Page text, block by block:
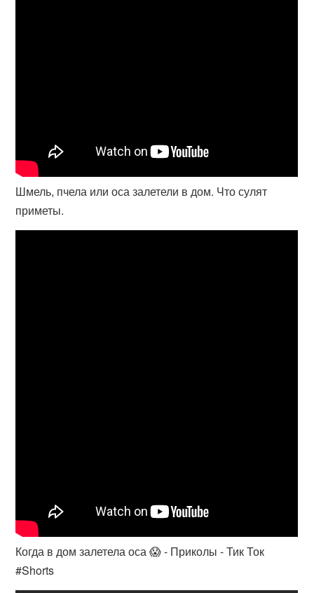
Шмель, пчела или оса залетели в дом. Что сулят
приметы.
Когда в дом залетела оса 😱 - Приколы - Тик Ток
#Shorts